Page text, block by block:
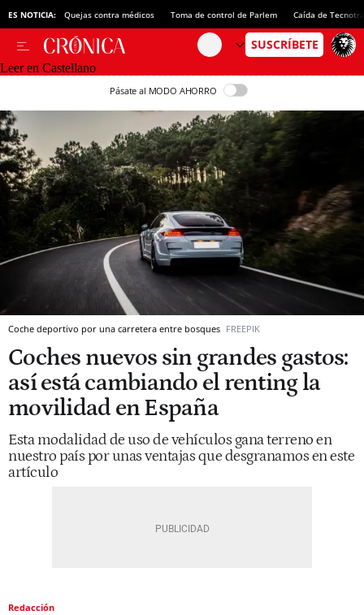
ES NOTICIA: Quejas contra médicos Toma de control de Parlem Caída de
Leer en Castellano
Pásate al MODO AHORRO
Coche deportivo por una carretera entre bosques FREEPIK
Coches nuevos sin grandes gastos:
así está cambiando el renting la
movilidad en España
Esta modalidad de uso de vehículos gana terreno en
nuestro país por unas ventajas que desgranamos en este
artículo
Redacción